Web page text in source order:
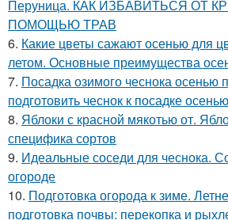
Перуница. КАК ИЗБАВИТЬСЯ ОТ
ПОМОЩЬЮ ТРАВ
6. Какие цветы сажают осенью для
летом. Основные преимущества
7. Посадка озимого чеснока осенью
подготовить чеснок к посадке осенью
8. Яблоки с красной мякотью от.
специфика сортов
9. Идеальные соседи для чеснока.
огороде
10. Подготовка огорода к зиме.
подготовка почвы: перекопка и